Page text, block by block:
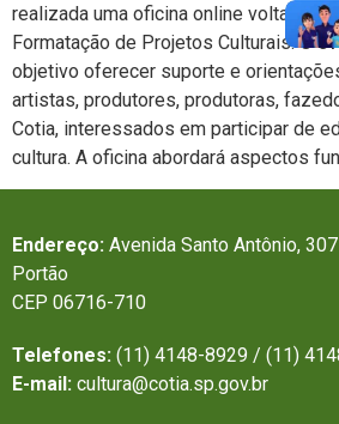
realizada uma oficina online voltada
Formatação de Projetos Culturais. O
objetivo oferecer suporte e
artistas, produtores, produtoras,
Cotia, interessados em participar de
cultura. A oficina abordará aspectos
Endereço: Avenida Santo Antônio,
Portão
CEP 06716-710
Telefones: (11) 4148-8929 / (11)
E-mail: cultura@cotia.sp.gov.br